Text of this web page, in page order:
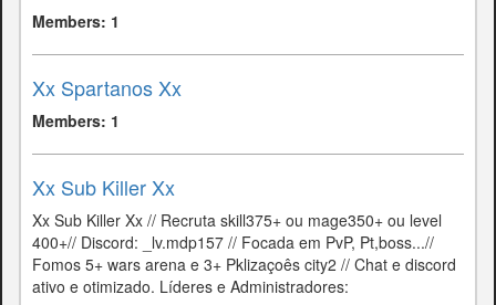
Members: 1
Xx Spartanos Xx
Members: 1
Xx Sub Killer Xx
Xx Sub Killer Xx // Recruta skill375+ ou mage350+ ou level
400+// Discord: _lv.mdp157 // Focada em PvP, Pt,boss...//
Fomos 5+ wars arena e 3+ Pklizaçoês city2 // Chat e discord
ativo e otimizado. Líderes e Administradores: